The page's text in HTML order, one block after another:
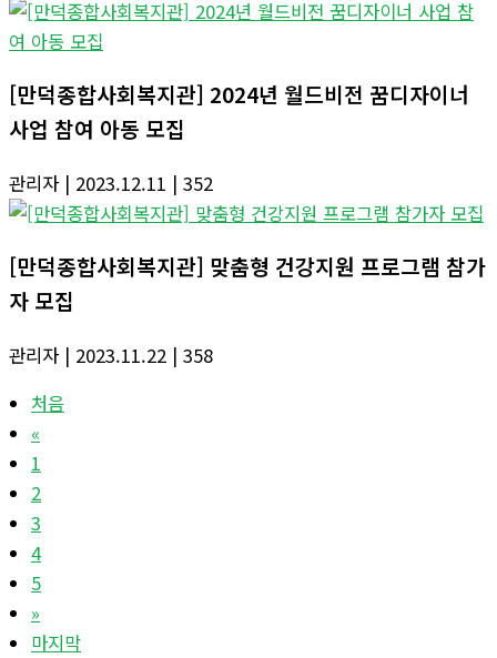
[만덕종합사회복지관] 2024년 월드비전 꿈디자이너
사업 참여 아동 모집
관리자 | 2023.12.11 | 352
[만덕종합사회복지관] 맞춤형 건강지원 프로그램 참가
자 모집
관리자 | 2023.11.22 | 358
처음
«
1
2
3
4
5
»
마지막